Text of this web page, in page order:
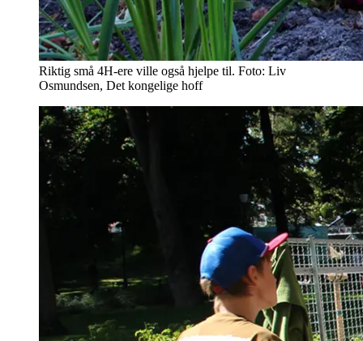
Riktig små 4H-ere ville også hjelpe til. Foto: Liv
Osmundsen, Det kongelige hoff